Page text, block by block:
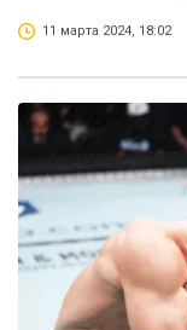
11 марта 2024, 18:02